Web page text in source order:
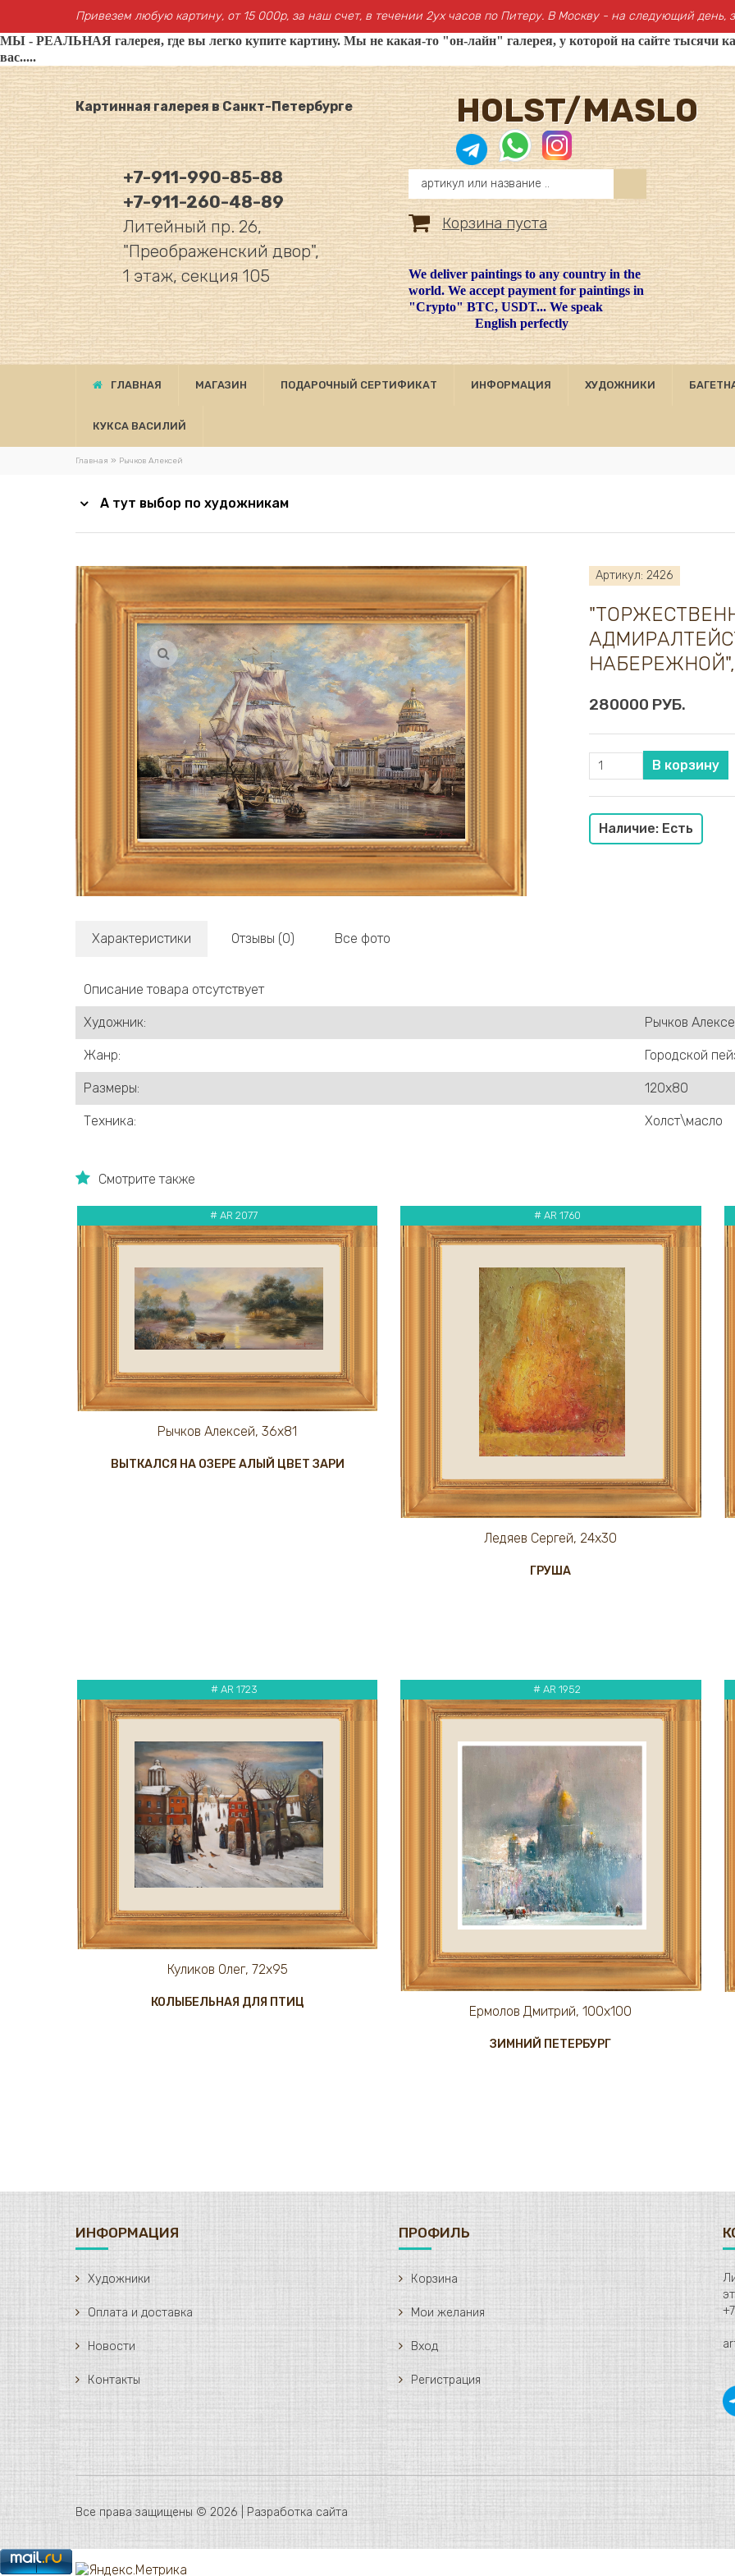
Привезем любую картину, от 15 000р, за наш счет, в течении 2ух часов по Питеру. В Москву - на следующий
МЫ - РЕАЛЬНАЯ галерея, где вы легко купите картину. Мы не какая-то "он-лайн" галерея, у которой на сайте тысячи
вас.....
Картинная галерея в Санкт-Петербурге HOLST/MASLO
+7-911-990-85-88
+7-911-260-48-89
Литейный пр. 26,
"Преображенский двор",
1 этаж, секция 105
Корзина пуста
We deliver paintings to any country in the
world. We accept payment for paintings in
"Crypto" BTC, USDT... We speak
English perfectly
ГЛАВНАЯ МАГАЗИН ПОДАРОЧНЫЙ СЕРТИФИКАТ ИНФОРМАЦИЯ ХУДОЖНИКИ
КУКСА ВАСИЛИЙ
Главная » Рычков Алексей
А тут выбор по художникам
Артикул: 2426
280000 РУБ.
Наличие: Есть
Характеристики Отзывы (0) Все фото
Описание товара отсутствует
Художник: Рычков
Жанр: Городской
Размеры: 120х80
Техника: Холст\масло
Смотрите также
# AR 2077
Рычков Алексей, 36х81
ВЫТКАЛСЯ НА ОЗЕРЕ АЛЫЙ ЦВЕТ ЗАРИ
# AR 1760
Ледяев Сергей, 24х30
ГРУША
# AR 1723
Куликов Олег, 72х95
КОЛЫБЕЛЬНАЯ ДЛЯ ПТИЦ
# AR 1952
Ермолов Дмитрий, 100х100
ЗИМНИЙ ПЕТЕРБУРГ
ИНФОРМАЦИЯ
Художники
Оплата и доставка
Новости
Контакты
ПРОФИЛЬ
Корзина
Мои желания
Вход
Регистрация
Все права защищены © 2026 | Разработка сайта